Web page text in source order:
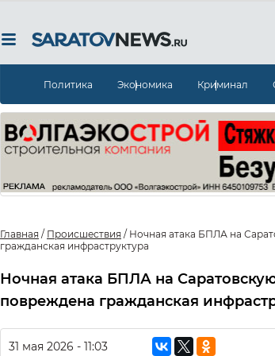
Политика Экономика Криминал
Главная / Происшествия / Ночная атака БПЛА на
гражданская инфраструктура
Ночная атака БПЛА на
повреждена гражданская
31 мая 2026 - 11:03